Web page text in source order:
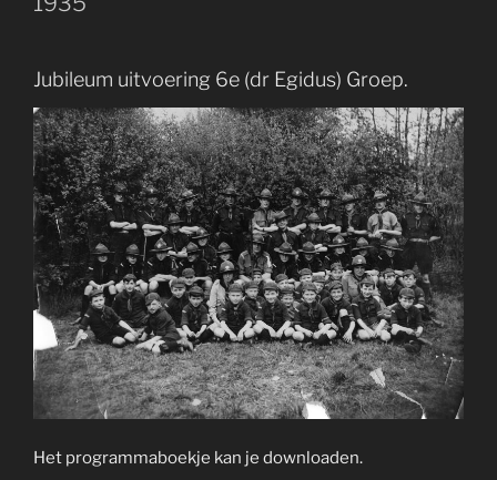
Jubileum uitvoering 6e (dr Egidus) Groep.
Het programmaboekje kan je downloaden.